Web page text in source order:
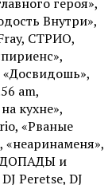
Внутри»,
СТРИО,
am,
кухне»,
«Рваные
«неаринаменя»,
и
Peretse, DJ